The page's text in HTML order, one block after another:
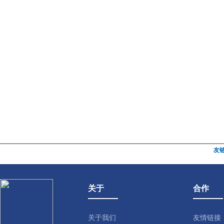
友
关于
关于我们
合作
友情链接